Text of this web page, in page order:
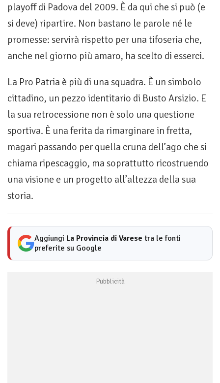
playoff di Padova del 2009. È da qui che si può (e
si deve) ripartire. Non bastano le parole né le
promesse: servirà rispetto per una tifoseria che,
anche nel giorno più amaro, ha scelto di esserci.
La Pro Patria è più di una squadra. È un simbolo
cittadino, un pezzo identitario di Busto Arsizio. E
la sua retrocessione non è solo una questione
sportiva. È una ferita da rimarginare in fretta,
magari passando per quella cruna dell’ago che si
chiama ripescaggio, ma soprattutto ricostruendo
una visione e un progetto all’altezza della sua
storia.
Aggiungi La Provincia di Varese tra le fonti
preferite su Google